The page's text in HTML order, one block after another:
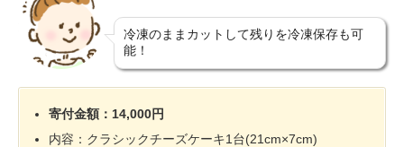
冷凍のままカットして残りを冷凍保存も可
能！
寄付金額：14,000円
内容：クラシックチーズケーキ1台(21cm×7cm)